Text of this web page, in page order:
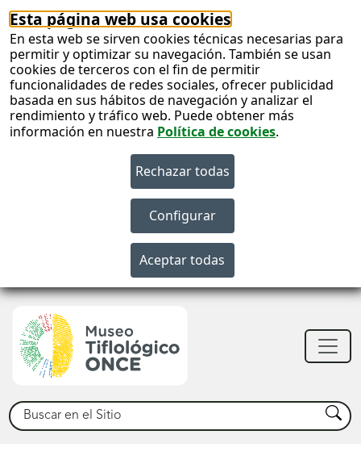
Esta página web usa cookies
En esta web se sirven cookies técnicas necesarias para
permitir y optimizar su navegación. También se usan
cookies de terceros con el fin de permitir
funcionalidades de redes sociales, ofrecer publicidad
basada en sus hábitos de navegación y analizar el
rendimiento y tráfico web. Puede obtener más
información en nuestra Política de cookies.
Buscar Buscar